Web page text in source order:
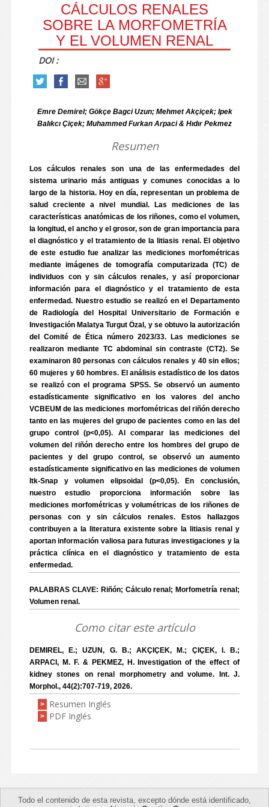
CÁLCULOS RENALES
SOBRE LA MORFOMETRÍA
Y EL VOLUMEN RENAL
DOI :
Emre Demirel; Gökçe Bagci Uzun; Mehmet Akçiçek; Ipek
Balıkcı Çiçek; Muhammed Furkan Arpaci & Hıdır Pekmez
Resumen
Los cálculos renales son una de las enfermedades del
sistema urinario más antiguas y comunes conocidas a lo
largo de la historia. Hoy en día, representan un problema de
salud creciente a nivel mundial. Las mediciones de las
características anatómicas de los riñones, como el volumen,
la longitud, el ancho y el grosor, son de gran importancia para
el diagnóstico y el tratamiento de la litiasis renal. El objetivo
de este estudio fue analizar las mediciones morfométricas
mediante imágenes de tomografía computarizada (TC) de
individuos con y sin cálculos renales, y así proporcionar
información para el diagnóstico y el tratamiento de esta
enfermedad. Nuestro estudio se realizó en el Departamento
de Radiología del Hospital Universitario de Formación e
Investigación Malatya Turgut Özal, y se obtuvo la autorización
del Comité de Ética número 2023/33. Las mediciones se
realizaron mediante TC abdominal sin contraste (CT2). Se
examinaron 80 personas con cálculos renales y 40 sin ellos;
60 mujeres y 60 hombres. El análisis estadístico de los datos
se realizó con el programa SPSS. Se observó un aumento
estadísticamente significativo en los valores del ancho
VCBEUM de las mediciones morfométricas del riñón derecho
tanto en las mujeres del grupo de pacientes como en las del
grupo control (p<0,05). Al comparar las mediciones del
volumen del riñón derecho entre los hombres del grupo de
pacientes y del grupo control, se observó un aumento
estadísticamente significativo en las mediciones de volumen
Itk-Snap y volumen elipsoidal (p<0,05). En conclusión,
nuestro estudio proporciona información sobre las
mediciones morfométricas y volumétricas de los riñones de
personas con y sin cálculos renales. Estos hallazgos
contribuyen a la literatura existente sobre la litiasis renal y
aportan información valiosa para futuras investigaciones y la
práctica clínica en el diagnóstico y tratamiento de esta
enfermedad.
PALABRAS CLAVE: Riñón; Cálculo renal; Morfometría renal;
Volumen renal.
Como citar este artículo
DEMIREL, E.; UZUN, G. B.; AKÇIÇEK, M.; ÇIÇEK, I. B.;
ARPACI, M. F. & PEKMEZ, H. Investigation of the effect of
kidney stones on renal morphometry and volume. Int. J.
Morphol., 44(2):707-719, 2026.
> Resumen Inglés
> PDF Inglés
Todo el contenido de esta revista, excepto dónde está identificado,